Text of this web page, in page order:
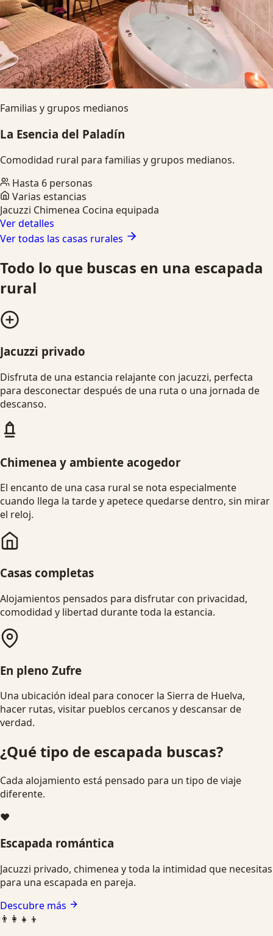
Familias y grupos medianos
La Esencia del Paladín
Comodidad rural para familias y grupos medianos.
Hasta 6 personas
Varias estancias
Jacuzzi Chimenea Cocina equipada
Ver detalles
Ver todas las casas rurales
Todo lo que buscas en una escapada
rural
Jacuzzi privado
Disfruta de una estancia relajante con jacuzzi, perfecta
para desconectar después de una ruta o una jornada de
descanso.
Chimenea y ambiente acogedor
El encanto de una casa rural se nota especialmente
cuando llega la tarde y apetece quedarse dentro, sin mirar
el reloj.
Casas completas
Alojamientos pensados para disfrutar con privacidad,
comodidad y libertad durante toda la estancia.
En pleno Zufre
Una ubicación ideal para conocer la Sierra de Huelva,
hacer rutas, visitar pueblos cercanos y descansar de
verdad.
¿Qué tipo de escapada buscas?
Cada alojamiento está pensado para un tipo de viaje
diferente.
❤️
Escapada romántica
Jacuzzi privado, chimenea y toda la intimidad que necesitas
para una escapada en pareja.
Descubre más
👨‍👩‍👧‍👦